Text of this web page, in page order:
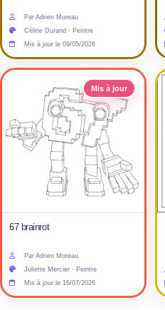
Par Adrien Moreau
Céline Durand · Peintre
Mis à jour le 09/05/2026
Mis à jour
67 brainrot
Par Adrien Moreau
Juliette Mercier · Peintre
Mis à jour le 16/07/2026